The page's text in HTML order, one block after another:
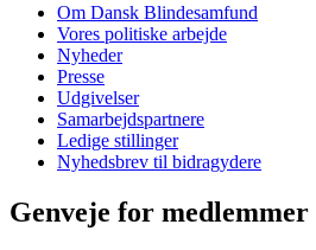
Om Dansk Blindesamfund
Vores politiske arbejde
Nyheder
Presse
Udgivelser
Samarbejdspartnere
Ledige stillinger
Nyhedsbrev til bidragydere
Genveje for medlemmer